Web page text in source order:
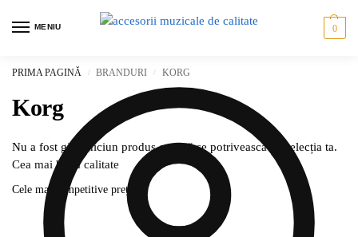
MENIU 0
PRIMA PAGINĂ / BRANDURI / KORG
Korg
Nu a fost găsit niciun produs care să se potrivească cu selecția ta.
Cea mai bună calitate
Cele mai competitive prețuri